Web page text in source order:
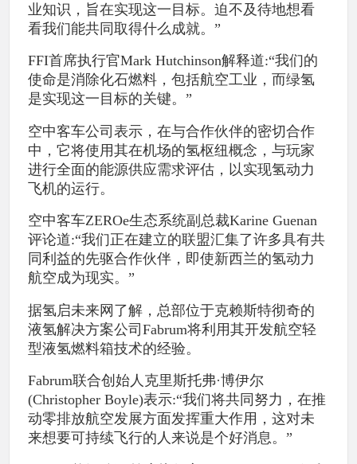
业知识，旨在实现这一目标。迫不及待地想看
看我们能共同取得什么成就。”
FFI首席执行官Mark Hutchinson解释道:“我们的
使命是消除化石燃料，包括航空工业，而绿氢
是实现这一目标的关键。”
空中客车公司表示，在与合作伙伴的密切合作
中，它将使用其在机场的氢枢纽概念，与玩家
进行全面的能源供应需求评估，以实现氢动力
飞机的运行。
空中客车ZEROe生态系统副总裁Karine Guenan
评论道:“我们正在建立的联盟汇集了许多具有共
同利益的先驱合作伙伴，即使新西兰的氢动力
航空成为现实。”
据氢启未来网了解，总部位于克赖斯特彻奇的
液氢解决方案公司Fabrum将利用其开发航空轻
型液氢燃料箱技术的经验。
Fabrum联合创始人克里斯托弗·博伊尔
(Christopher Boyle)表示:“我们将共同努力，在推
动零排放航空发展方面发挥重大作用，这对未
来想要可持续飞行的人来说是个好消息。”